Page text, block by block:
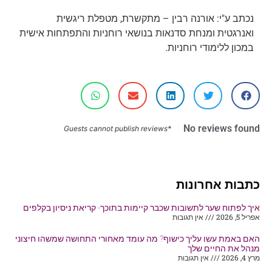
כתבות אחרונות
איך לפתוח שער לתשובות שכבר קיימות בתוכך- קריאת ניסיון בקלפים
אפריל 5, 2026
אין תגובות
האם באמת עשו עליך כישוף? מה עומד מאחורי התחושה שמשהו חיצוני
מנהל את החיים שלך
מרץ 4, 2026
אין תגובות
נכתב ע"י: אורנה רבין – מתקשרת, מטפלת ריגשית
ואנרגטית ומנחת סדנאות בנושאי רוחניות והתפתחות אישית
במכון ללימודי רוחניות.
No reviews found
*Guests cannot publish reviews